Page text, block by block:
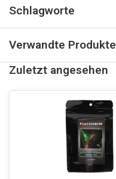
Schlagworte
Verwandte Produkte
Zuletzt angesehen